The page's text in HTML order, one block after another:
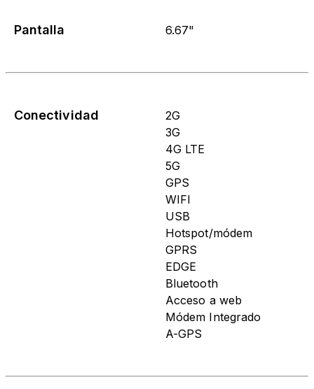
Pantalla 6.67"
Conectividad
2G
3G
4G LTE
5G
GPS
WIFI
USB
Hotspot/módem
GPRS
EDGE
Bluetooth
Acceso a web
Módem Integrado
A-GPS